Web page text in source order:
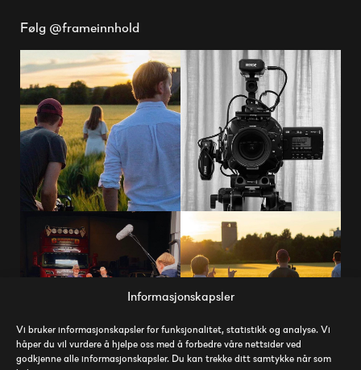
Informasjonskapsler
Vi bruker informasjonskapsler for funksjonalitet, statistikk og analyse. Vi
håper du vil vurdere å hjelpe oss med å forbedre våre nettsider ved
godkjenne alle informasjonskapsler. Du kan trekke ditt samtykke når som
Følg @frameinnhold